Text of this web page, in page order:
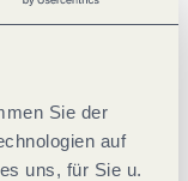
Sie der
auf
uns, für Sie u.